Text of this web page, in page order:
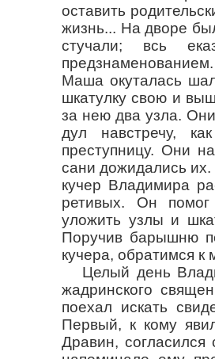
оставить
жизнь... На дворе
стучали; всь
Maшa окуталась
шкатулку свою и
за нею два узла.
дул навстречу,
преступницу. Они
сани дожидались
кучер Владимира
ретивых. Он
уложить узлы и
Поручив барышню
кучера, обратимся
Целый день
жадринского
поехал искать
Первый, к кому
Дравин,